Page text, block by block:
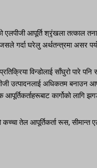
एलपीजी आपूर्ति श्रृंखला तत्काल
गर्दा घरेलु अर्थतन्त्रमा असर
विन्डोलाई साँघुरो पारे
उत्पादनलाई अधिकतम बनाउन
कार्गोको लागि
तेल आपूर्तिकर्ता रूस, सीमान्त